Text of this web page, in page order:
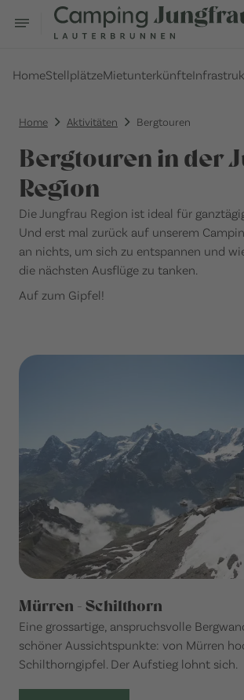
HomeStellplätzeMietunterkünfte
Home Aktivitäten Bergtouren
Bergtouren in der
Region
Die Jungfrau Region ist ideal für
Und erst mal zurück auf unserem
an nichts, um sich zu entspannen und
die nächsten Ausflüge zu tanken.
Auf zum Gipfel!
Mürren - Schilthorn
Eine grossartige, anspruchsvolle
schöner Aussichtspunkte: von Mürren
Schilthorngipfel. Der Aufstieg lohnt sich.